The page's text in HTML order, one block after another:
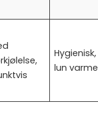
Hygienisk,
lun varme